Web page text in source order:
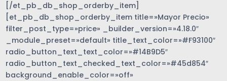
[/et_pb_db_shop_orderby_item]
[et_pb_db_shop_orderby_item title=»Mayor Precio»
filter_post_type=»price» _builder_version=»4.18.0″
_module_preset=»default» title_text_color=»#F93100″
radio_button_text_text_color=»#14B9D5″
radio_button_text_checked_text_color=»#45d854″
background_enable_color=»off»